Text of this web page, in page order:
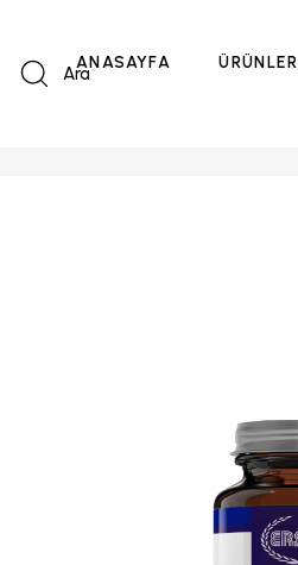
Ara
ANASAYFA ÜRÜNLER